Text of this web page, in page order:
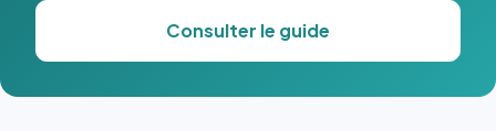
Consulter le guide